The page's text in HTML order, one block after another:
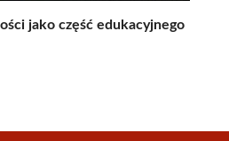
jako część edukacyjnego